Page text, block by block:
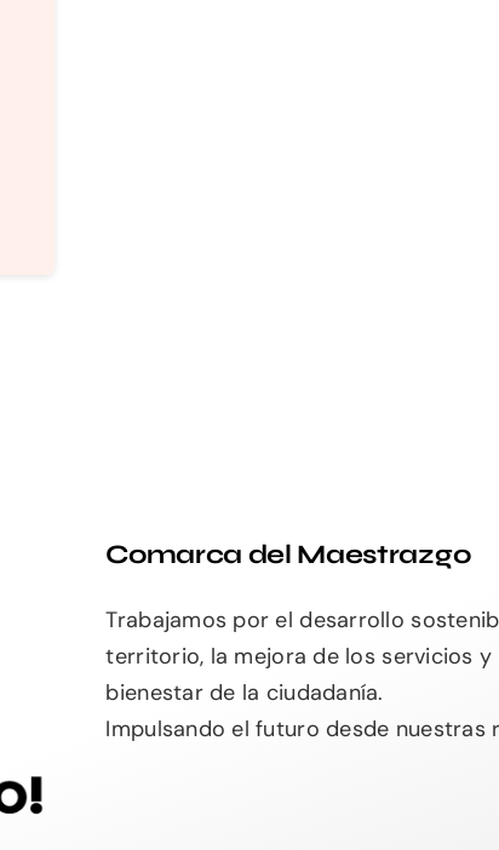
Comarca del Maestrazgo
Trabajamos por el desarrollo
territorio, la mejora de los servicios y
bienestar de la ciudadanía.
Impulsando el futuro desde nuestras